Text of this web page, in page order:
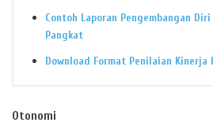
Contoh Laporan Pengembangan
Pangkat
Download Format Penilaian Kinerja
Otonomi